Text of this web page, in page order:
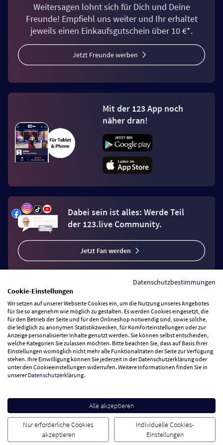
Weitersagen lohnt sich für Dich und Deine
Freunde! Empfiehl uns weiter und Ihr erhaltet
jeweils einen Einkaufsgutschein über 10 €*.
Jetzt Freunde werben
Mit der 123 App noch
näher dran!
Dabei sein ist alles: Werde Teil
der 123.live Community.
Jetzt Fan werden
Vertrag widerrufen
Zahlungsarten
Wir versenden mit
Besuchen Sie uns
Cookie Einstellungen AGB Datenschutz Impressum
Datenschutzbestimmungen
Cookie-Einstellungen
Wir setzen auf unserer Webseite Cookies ein, um die Nutzung unseres Angebotes
für Sie so angenehm wie möglich zu gestalten. Es werden Cookies eingesetzt, die
für den Betrieb der Seite und für den Onlineshop notwendig sind, sowie solche,
die lediglich zu anonymen Statistikzwecken, für Komforteinstellungen oder zur
Anzeige personalisierter Inhalte genutzt werden. Sie können selbst entscheiden,
welche Kategorien Sie zulassen möchten. Bitte beachten Sie, dass auf Basis Ihrer
Einstellungen womöglich nicht mehr alle Funktionalitäten der Seite zur Verfügung
stehen. Ihre Einwilligung können Sie jederzeit in der Datenschutzerklärung oder
unter den Cookieeinstellungen widerrufen. Weitere Informationen finden Sie in
unsererDatenschutzerklärung.
Alle akzeptieren
Nur erforderliche Cookies
akzeptieren
Individuelle Cookies-
Einstellungen